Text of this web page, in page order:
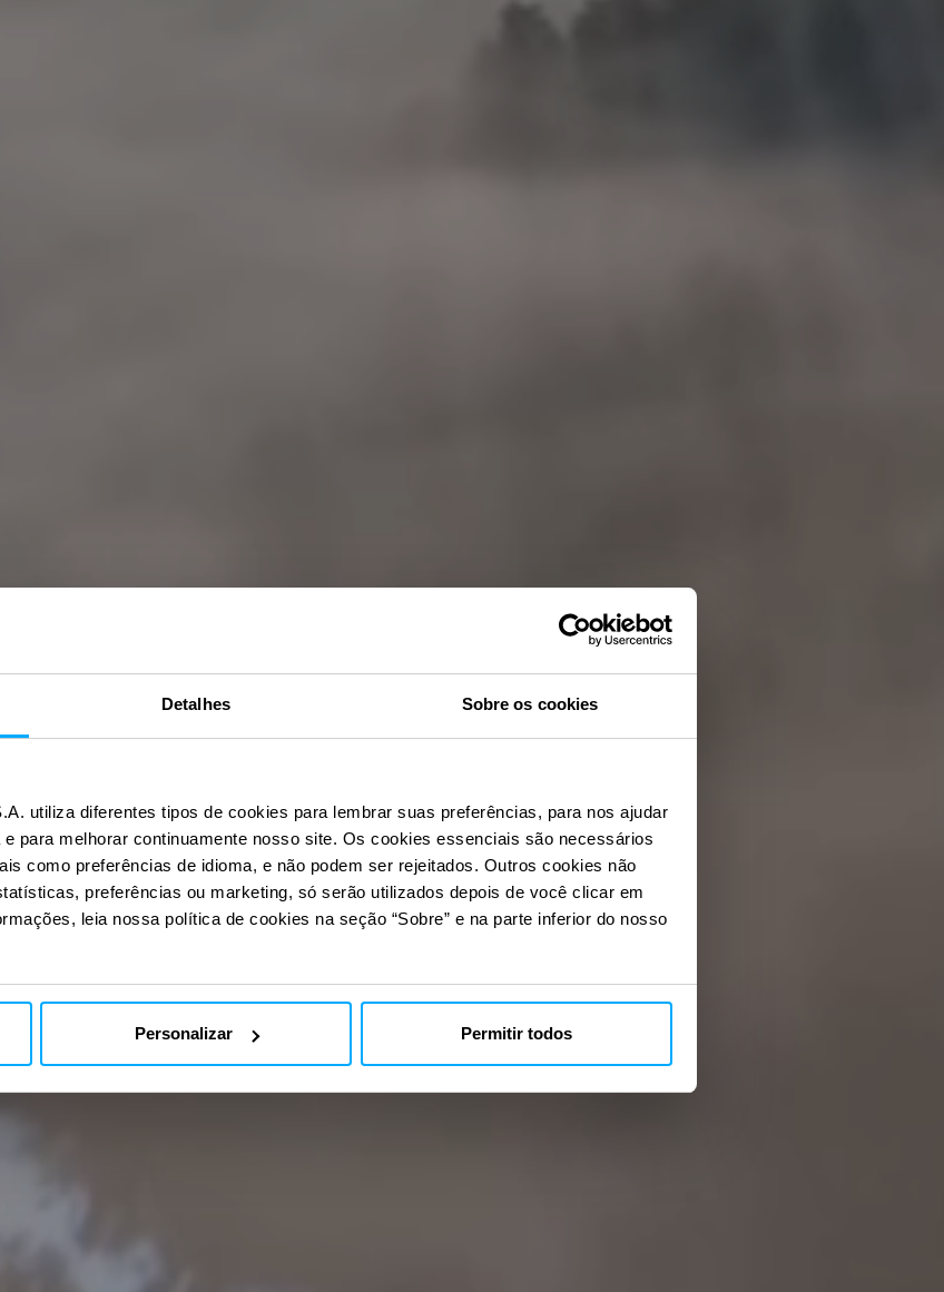
Detalhes Sobre os cookies
utiliza diferentes tipos de cookies para lembrar suas preferências, para nos ajudar
para melhorar continuamente nosso site. Os cookies essenciais são necessários
como preferências de idioma, e não podem ser rejeitados. Outros cookies não
preferências ou marketing, só serão utilizados depois de você clicar em
leia nossa política de cookies na seção “Sobre” e na parte inferior do nosso
Personalizar Permitir todos
um
em